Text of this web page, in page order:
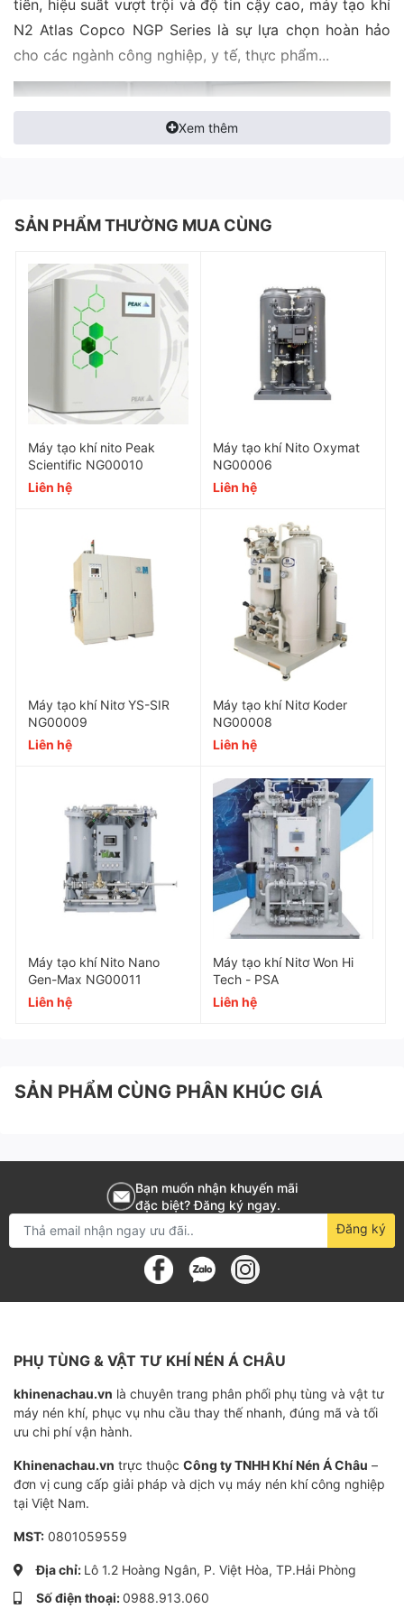
tiến, hiệu suất vượt trội và độ tin cậy cao, máy tạo khí
N2 Atlas Copco NGP Series là sự lựa chọn hoàn hảo
cho các ngành công nghiệp, y tế, thực phẩm...
Thông số kỹ thuật máy tạo khí N2
Atlas Copco NGP Series
NG00005
Model: NGP+ 5
Lưu lượng N2 (Nm³/h): 5
Độ tinh khiết N2 (%): 95 - 99.999
Áp suất khí N2 đầu ra (bar): 5
Điểm sương áp suất (°C): -40
Điện áp (V/Hz): 230/50, 380-415/50, 440-
480/60
Kích thước (mm): 1450 x 500 x 1100
Trọng lượng (kg): 180
Tiêu chuẩn: ISO 8573-1 Class 1.4.1
PSA
dựa trên nguyên lý hấp phụ xoay áp suất (PSA) với
Sàng phân tử Carbon (CMS):
CMS: là chất hấp phụ có cấu trúc tinh thể với
nhiều lỗ siêu nhỏ, hấp thụ Oxy nhanh hơn Nitơ
do sự khác biệt về kích thước phân tử.
Không khí nén được đưa qua lớp CMS
trong một tháp hấp phụ.
Oxy bị hấp thụ bởi CMS, Nitơ tinh khiết đi
qua và được thu hồi.
Tháp hấp phụ thứ hai được sử dụng để
giải hấp thụ Oxy, tái tạo CMS.
Ưu điểm máy tạo khí N2 Atlas
Xem thêm
SẢN PHẨM THƯỜNG MUA CÙNG
Máy tạo khí nito Peak
Scientific NG00010
Liên hệ
Máy tạo khí Nito Oxymat
NG00006
Liên hệ
Máy tạo khí Nitơ YS-SIR
NG00009
Liên hệ
Máy tạo khí Nitơ Koder
NG00008
Liên hệ
Máy tạo khí Nito Nano
Gen-Max NG00011
Liên hệ
Máy tạo khí Nitơ Won Hi
Tech - PSA
Liên hệ
SẢN PHẨM CÙNG PHÂN KHÚC GIÁ
Bạn muốn nhận khuyến mãi
đặc biệt? Đăng ký ngay.
Đăng ký
PHỤ TÙNG & VẬT TƯ KHÍ NÉN Á CHÂU
khinenachau.vn là chuyên trang phân phối phụ tùng và vật tư
máy nén khí, phục vụ nhu cầu thay thế nhanh, đúng mã và tối
ưu chi phí vận hành.
Khinenachau.vn trực thuộc Công ty TNHH Khí Nén Á Châu –
đơn vị cung cấp giải pháp và dịch vụ máy nén khí công nghiệp
tại Việt Nam.
MST: 0801059559
Địa chỉ: Lô 1.2 Hoàng Ngân, P. Việt Hòa, TP.Hải Phòng
Số điện thoại:0988.913.060